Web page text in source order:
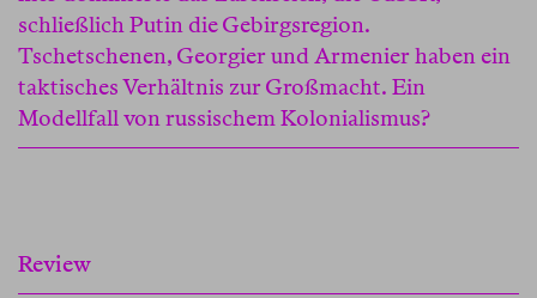
schließlich Putin die Gebirgsregion.
Tschetschenen, Georgier und Armenier haben ein
taktisches Verhältnis zur Großmacht. Ein
Modellfall von russischem Kolonialismus?
Review